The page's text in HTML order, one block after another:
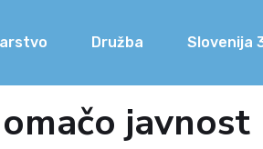
Družba Slovenija